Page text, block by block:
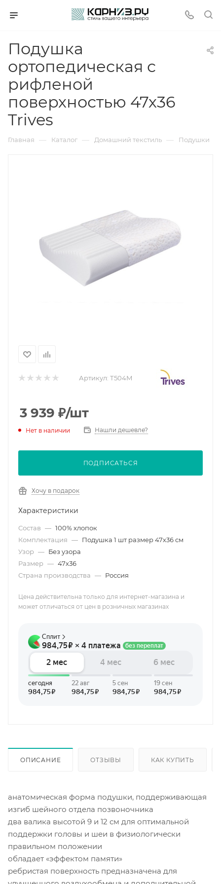
Подушка
ортопедическая с
рифленой
поверхностью 47х36
Trives
Главная — Каталог — Домашний текстиль — Подушки
Артикул: Т504М
3 939 ₽/шт
Нет в наличии Нашли дешевле?
ПОДПИСАТЬСЯ
Хочу в подарок
Характеристики
Состав — 100% хлопок
Комплектация — Подушка 1 шт размер 47х36 см
Узор — Без узора
Размер — 47х36
Страна производства — Россия
Цена действительна только для интернет-магазина и
может отличаться от цен в розничных магазинах
ОПИСАНИЕ ОТЗЫВЫ КАК КУПИТЬ
анатомическая форма подушки, поддерживающая
изгиб шейного отдела позвоночника
два валика высотой 9 и 12 см для оптимальной
поддержки головы и шеи в физиологически
правильном положении
обладает «эффектом памяти»
ребристая поверхность предназначена для